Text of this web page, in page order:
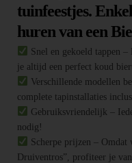
tuinfeestjes.
huren van een
Snel en gekoeld tappen
je altijd een perfect koud
Verschillende modellen
complete tapinstallaties
Gebruiksvriendelijk –
nodig!
Scherpe prijzen –
Druiventros”, profiteer je